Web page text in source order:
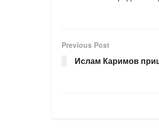
Previous Post
Ислам Каримов